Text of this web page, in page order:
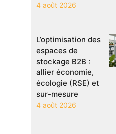
4 août 2026
L’optimisation des
espaces de
stockage B2B :
allier économie,
écologie (RSE) et
sur-mesure
4 août 2026